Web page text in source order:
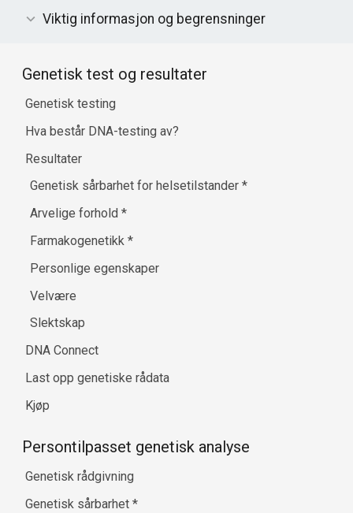
Viktig informasjon og begrensninger
Genetisk test og resultater
Genetisk testing
Hva består DNA-testing av?
Resultater
Genetisk sårbarhet for helsetilstander*
Arvelige forhold*
Farmakogenetikk*
Personlige egenskaper
Velvære
Slektskap
DNA Connect
Last opp genetiske rådata
Kjøp
Persontilpasset genetisk analyse
Genetisk rådgivning
Genetisk sårbarhet *